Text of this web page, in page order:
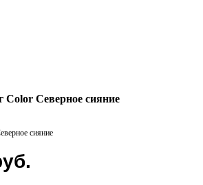
Color Северное сияние
сияние